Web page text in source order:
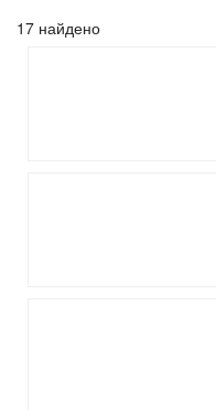
17 найдено